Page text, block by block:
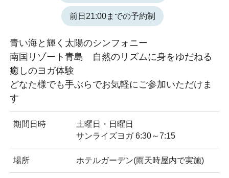
前日21:00までの予約制
青い海と輝く太陽のシンフォニー
南国リゾート青島 自然のリズムに身をゆだねる
癒しのヨガ体験
どなた様でも手ぶらでお気軽にご参加いただけま
す
期間日時
土曜日・日曜日
サンライズヨガ 6:30～7:15
場所 ホテルガーデン(雨天時屋内で実施)